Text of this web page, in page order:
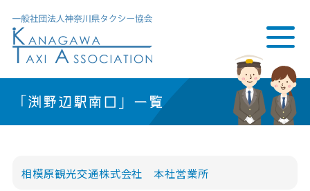
「渕野辺駅南口」一覧
相模原観光交通株式会社 本社営業所